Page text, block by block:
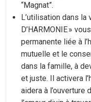
“Magnat”.
L’utilisation dans la
D’HARMONIE »
permanente liée à
mutuelle et le
dans la famille, à
et juste. Il activera
aidera à